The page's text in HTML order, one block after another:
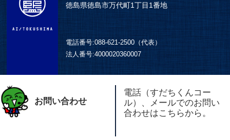
徳島県徳島市万代町1丁目1番地
電話番号:088-621-2500（代表）
法人番号:4000020360007
お問い合わせ
電話（すだちくんコー
ル）、メールでのお問い
合わせはこちらから。